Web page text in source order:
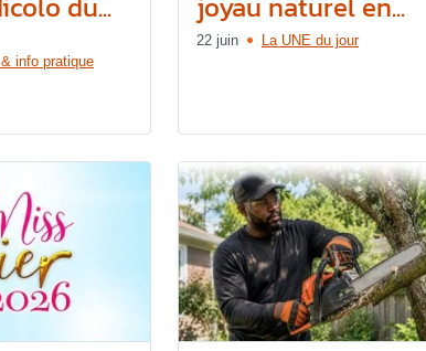
info pratique
22 juin La UNE du jour